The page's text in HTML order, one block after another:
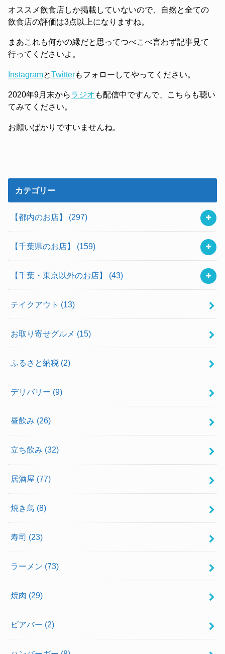
オススメ飲食店しか掲載していないので、自然と全ての
飲食店の評価は3点以上になりますね。
まあこれも何かの縁だと思ってつべこべ言わず記事見て
行ってくださいよ。
InstagramとTwitterもフォローしてやってください。
2020年9月末からラジオ も配信中ですんで、こちらも聴い
てみてください。
お願いばかりですいませんね。
カテゴリー
【都内のお店】 (297)
【千葉県のお店】 (159)
【千葉・東京以外のお店】 (43)
テイクアウト (13)
お取り寄せグルメ (15)
ふるさと納税 (2)
デリバリー (9)
昼飲み (26)
立ち飲み (32)
居酒屋 (77)
焼き鳥 (8)
寿司 (23)
ラーメン (73)
焼肉 (29)
ビアバー (2)